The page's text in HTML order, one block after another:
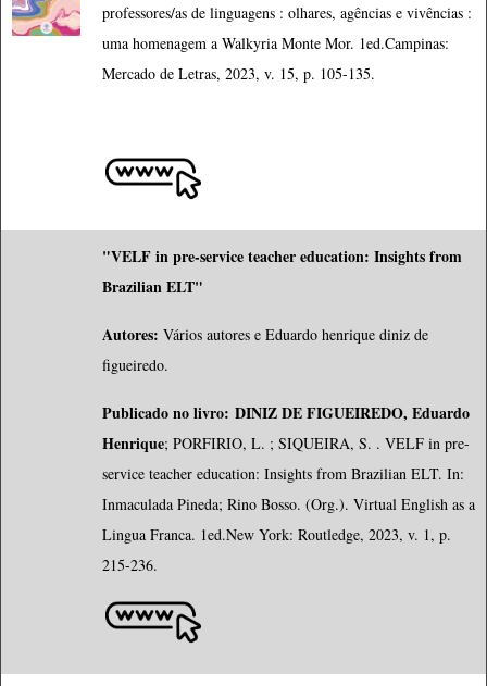
professores/as de linguagens : olhares, agências e vivências :
uma homenagem a Walkyria Monte Mor. 1ed.Campinas:
Mercado de Letras, 2023, v. 15, p. 105-135.
"VELF in pre-service teacher education: Insights from
Brazilian ELT"
Autores: Vários autores e Eduardo henrique diniz de
figueiredo.
Publicado no livro: DINIZ DE FIGUEIREDO, Eduardo
Henrique; PORFIRIO, L. ; SIQUEIRA, S. . VELF in pre-
service teacher education: Insights from Brazilian ELT. In:
Inmaculada Pineda; Rino Bosso. (Org.). Virtual English as a
Lingua Franca. 1ed.New York: Routledge, 2023, v. 1, p.
215-236.